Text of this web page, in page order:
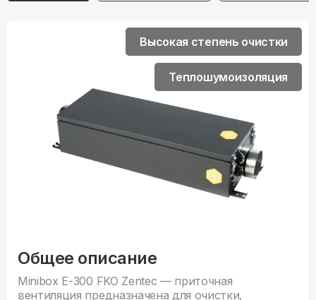
Общее описание
Minibox E-300 FKO Zentec — приточная
вентиляция предназначена для очистки,
Высокая степень очистки
Теплошумоизоляция